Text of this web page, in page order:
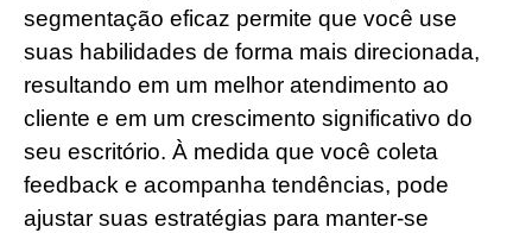
segmentação eficaz permite que você use
suas habilidades de forma mais direcionada,
resultando em um melhor atendimento ao
cliente e em um crescimento significativo do
seu escritório. À medida que você coleta
feedback e acompanha tendências, pode
ajustar suas estratégias para manter-se